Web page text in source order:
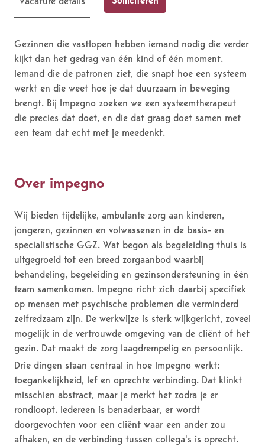
Gezinnen die vastlopen hebben iemand nodig die verder
kijkt dan het gedrag van één kind of één moment.
Iemand die de patronen ziet, die snapt hoe een systeem
werkt en die weet hoe je dat duurzaam in beweging
brengt. Bij Impegno zoeken we een systeemtherapeut
die precies dat doet, en die dat graag doet samen met
een team dat echt met je meedenkt.
Over impegno
Wij bieden tijdelijke, ambulante zorg aan kinderen,
jongeren, gezinnen en volwassenen in de basis- en
specialistische GGZ. Wat begon als begeleiding thuis is
uitgegroeid tot een breed zorgaanbod waarbij
behandeling, begeleiding en gezinsondersteuning in één
team samenkomen. Impegno richt zich daarbij specifiek
op mensen met psychische problemen die verminderd
zelfredzaam zijn. De werkwijze is sterk wijkgericht, zoveel
mogelijk in de vertrouwde omgeving van de cliënt of het
gezin. Dat maakt de zorg laagdrempelig en persoonlijk.
Drie dingen staan centraal in hoe Impegno werkt:
toegankelijkheid, lef en oprechte verbinding. Dat klinkt
misschien abstract, maar je merkt het zodra je er
rondloopt. Iedereen is benaderbaar, er wordt
doorgevochten voor een cliënt waar een ander zou
afhaken, en de verbinding tussen collega's is oprecht.